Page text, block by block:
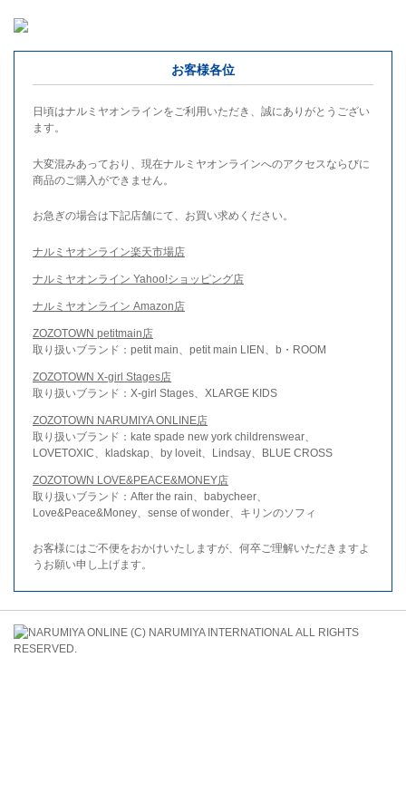
お客様各位
日頃はナルミヤオンラインをご利用いただき、誠にありがとうござい
ます。
大変混みあっており、現在ナルミヤオンラインへのアクセスならびに
商品のご購入ができません。
お急ぎの場合は下記店舗にて、お買い求めください。
ナルミヤオンライン楽天市場店
ナルミヤオンライン Yahoo!ショッピング店
ナルミヤオンライン Amazon店
ZOZOTOWN petitmain店
取り扱いブランド：petit main、petit main LIEN、b・ROOM
ZOZOTOWN X-girl Stages店
取り扱いブランド：X-girl Stages、XLARGE KIDS
ZOZOTOWN NARUMIYA ONLINE店
取り扱いブランド：kate spade new york childrenswear、
LOVETOXIC、kladskap、by loveit、Lindsay、BLUE CROSS
ZOZOTOWN LOVE&PEACE&MONEY店
取り扱いブランド：After the rain、babycheer、
Love&Peace&Money、sense of wonder、キリンのソフィ
お客様にはご不便をおかけいたしますが、何卒ご理解いただきますよ
うお願い申し上げます。